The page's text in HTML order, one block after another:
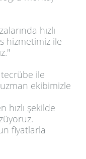
hızlı
hizmetimiz ile
tecrübe ile
ekibimizle
hızlı şekilde
fiyatlarla